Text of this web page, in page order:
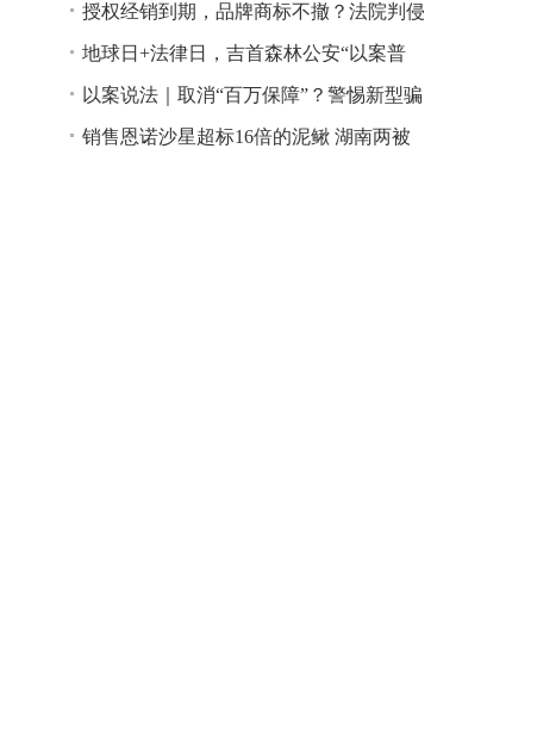
逃高速通行费获刑
授权经销到期，品牌商标不撤？法院判侵
权！
地球日+法律日，吉首森林公安“以案普
法”
以案说法｜取消“百万保障”？警惕新型骗
局！
销售恩诺沙星超标16倍的泥鳅 湖南两被